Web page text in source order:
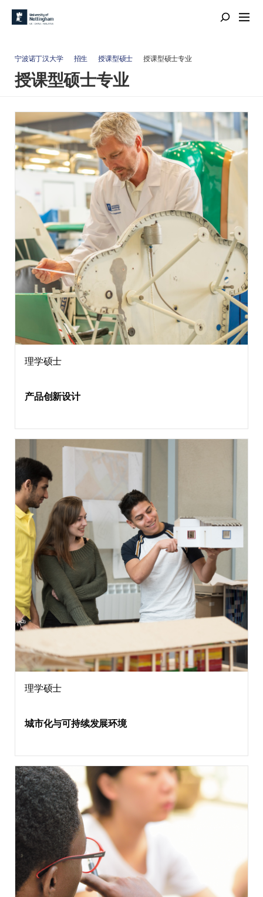
宁波诺丁汉大学 招生 授课型硕士 授课型硕士专业
授课型硕士专业
理学硕士
产品创新设计
理学硕士
城市化与可持续发展环境